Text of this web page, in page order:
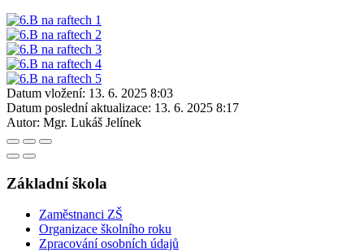
Datum vložení: 13. 6. 2025 8:03
Datum poslední aktualizace: 13. 6. 2025 8:17
Autor: Mgr. Lukáš Jelínek
Základní škola
Zaměstnanci ZŠ
Organizace školního roku
Zpracování osobních údajů